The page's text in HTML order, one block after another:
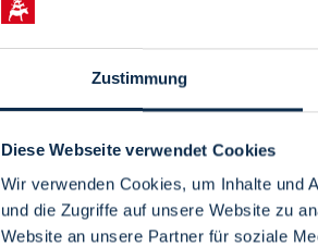
Zustimmung
Diese Webseite verwendet Cookies
Wir verwenden Cookies, um Inhalte und
und die Zugriffe auf unsere Website zu
Website an unsere Partner für soziale